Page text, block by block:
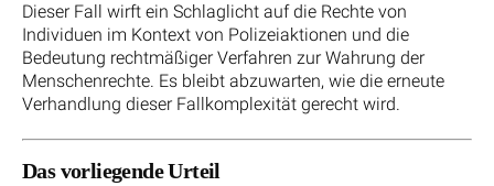
Dieser Fall wirft ein Schlaglicht auf die Rechte von
Individuen im Kontext von Polizeiaktionen und die
Bedeutung rechtmäßiger Verfahren zur Wahrung der
Menschenrechte. Es bleibt abzuwarten, wie die erneute
Verhandlung dieser Fallkomplexität gerecht wird.
Das vorliegende Urteil